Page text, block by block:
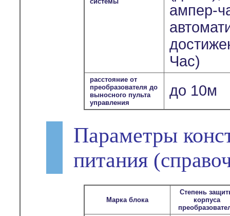
ампер-
Час)
расстояние от
преобразователя до
выносного пульта
управления
до 10м
Параметры
питания
Марка блока
Степень
корпуса